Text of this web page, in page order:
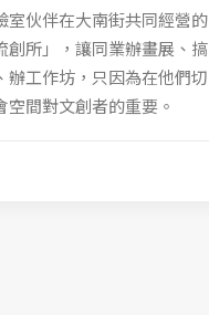
室伙伴在大南街共同經營的
創所」，讓同業辦畫展、搞
辦工作坊，只因為在他們切
空間對文創者的重要。